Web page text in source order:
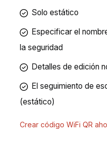
Solo estático
Especificar el
la seguridad
Detalles de edición
El seguimiento de
(estático)
Crear código WiFi QR